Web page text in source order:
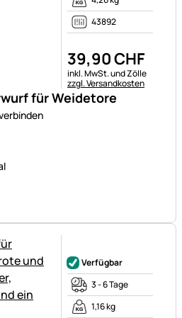
für Weidetore
43892
39,90CHF
Steuerhinweis:
inkl. MwSt. und Zölle
zzgl. Versandkosten
Verfügbar
3 - 6 Tage
1,16 kg